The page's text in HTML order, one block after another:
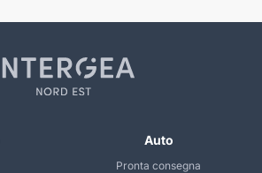
Auto
Pronta consegna